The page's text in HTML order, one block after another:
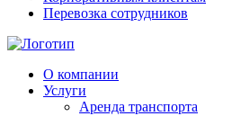
Перевозка сотрудников
О компании
Услуги
Аренда транспорта